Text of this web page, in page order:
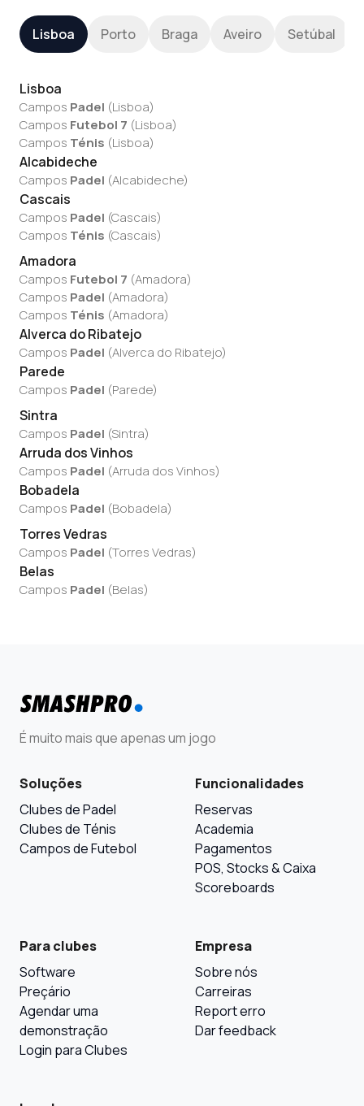
Lisboa Porto Braga Aveiro Setúbal
Lisboa
Campos Padel (Lisboa)
Campos Futebol 7 (Lisboa)
Campos Ténis (Lisboa)
Alcabideche
Campos Padel (Alcabideche)
Cascais
Campos Padel (Cascais)
Campos Ténis (Cascais)
Amadora
Campos Futebol 7 (Amadora)
Campos Padel (Amadora)
Campos Ténis (Amadora)
Alverca do Ribatejo
Campos Padel (Alverca do Ribatejo)
Parede
Campos Padel (Parede)
Sintra
Campos Padel (Sintra)
Arruda dos Vinhos
Campos Padel (Arruda dos Vinhos)
Bobadela
Campos Padel (Bobadela)
Torres Vedras
Campos Padel (Torres Vedras)
Belas
Campos Padel (Belas)
É muito mais que apenas um jogo
Soluções
Clubes de Padel
Clubes de Ténis
Campos de Futebol
Funcionalidades
Reservas
Academia
Pagamentos
POS, Stocks & Caixa
Scoreboards
Para clubes
Software
Preçário
Agendar uma
demonstração
Login para Clubes
Empresa
Sobre nós
Carreiras
Report erro
Dar feedback